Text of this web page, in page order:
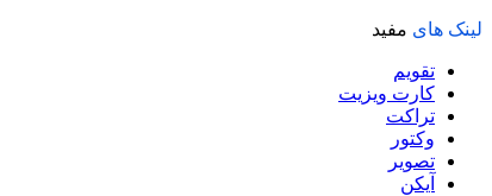
لینک های مفید
تقویم
کارت ویزیت
تراکت
وکتور
تصویر
آیکن